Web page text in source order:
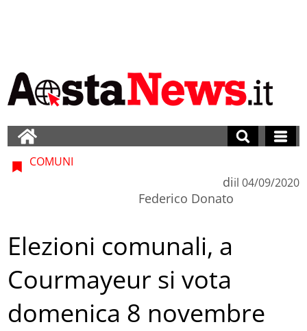
COMUNI
di
Federico Donato
il 04/09/2020
Elezioni comunali, a
Courmayeur si vota
domenica 8 novembre